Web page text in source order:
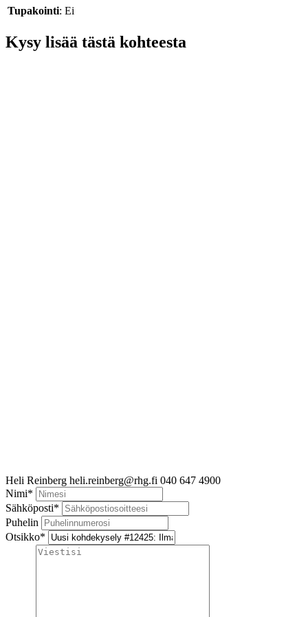
Tupakointi: Ei
Kysy lisää tästä kohteesta
Heli Reinberg heli.reinberg@rhg.fi 040 647 4900
Nimi*
Sähköposti*
Puhelin
Otsikko*